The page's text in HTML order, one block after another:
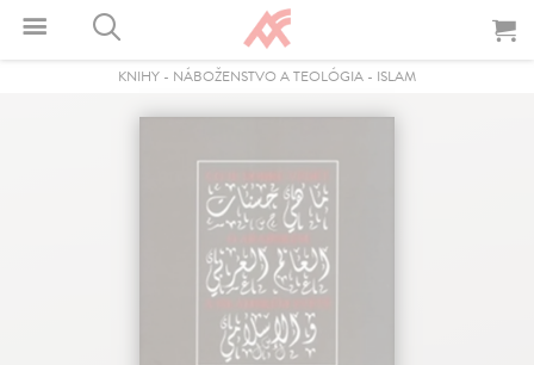
KNIHY - NÁBOŽENSTVO A TEOLÓGIA - ISLAM